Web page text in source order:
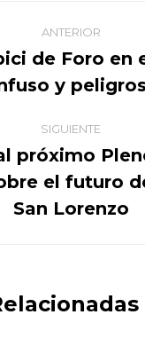
ANTERIOR
anterior:
de Foro en
y
SIGUIENTE
próximo
el futuro
San Lorenzo